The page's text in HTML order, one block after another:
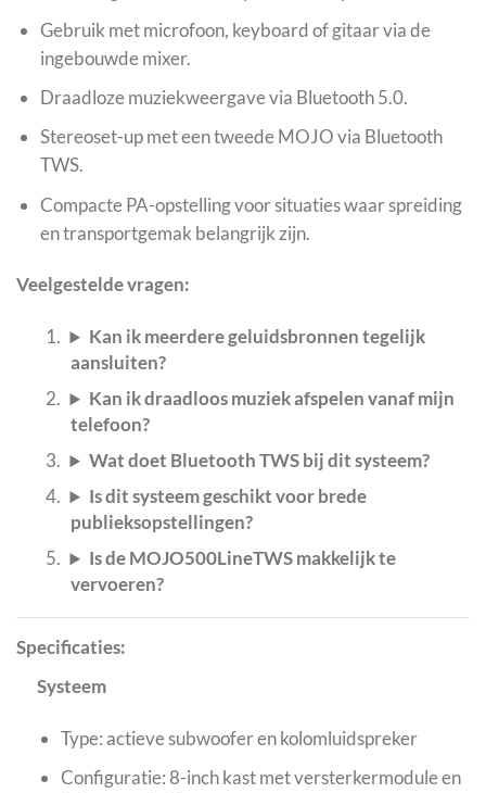
Gebruik met microfoon, keyboard of gitaar via de
ingebouwde mixer.
Draadloze muziekweergave via Bluetooth 5.0.
Stereoset-up met een tweede MOJO via Bluetooth
TWS.
Compacte PA-opstelling voor situaties waar spreiding
en transportgemak belangrijk zijn.
Veelgestelde vragen:
Kan ik meerdere geluidsbronnen tegelijk
aansluiten?
Kan ik draadloos muziek afspelen vanaf mijn
telefoon?
Wat doet Bluetooth TWS bij dit systeem?
Is dit systeem geschikt voor brede
publieksopstellingen?
Is de MOJO500LineTWS makkelijk te
vervoeren?
Specificaties:
Systeem
Type: actieve subwoofer en kolomluidspreker
Configuratie: 8-inch kast met versterkermodule en